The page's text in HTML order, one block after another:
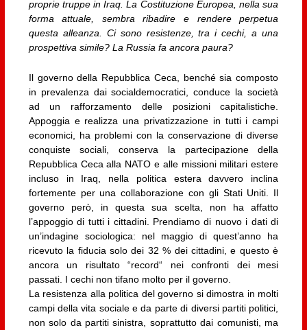
proprie truppe in Iraq. La Costituzione Europea, nella sua
forma attuale, sembra ribadire e rendere perpetua
questa alleanza. Ci sono resistenze, tra i cechi, a una
prospettiva simile? La Russia fa ancora paura?
Il governo della Repubblica Ceca, benché sia composto
in prevalenza dai socialdemocratici, conduce la società
ad un rafforzamento delle posizioni capitalistiche.
Appoggia e realizza una privatizzazione in tutti i campi
economici, ha problemi con la conservazione di diverse
conquiste sociali, conserva la partecipazione della
Repubblica Ceca alla NATO e alle missioni militari estere
incluso in Iraq, nella politica estera davvero inclina
fortemente per una collaborazione con gli Stati Uniti. Il
governo però, in questa sua scelta, non ha affatto
l’appoggio di tutti i cittadini. Prendiamo di nuovo i dati di
un’indagine sociologica: nel maggio di quest’anno ha
ricevuto la fiducia solo dei 32 % dei cittadini, e questo è
ancora un risultato “record“ nei confronti dei mesi
passati. I cechi non tifano molto per il governo.
La resistenza alla politica del governo si dimostra in molti
campi della vita sociale e da parte di diversi partiti politici,
non solo da partiti sinistra, soprattutto dai comunisti, ma